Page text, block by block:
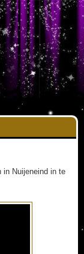
in Nuijeneind in te